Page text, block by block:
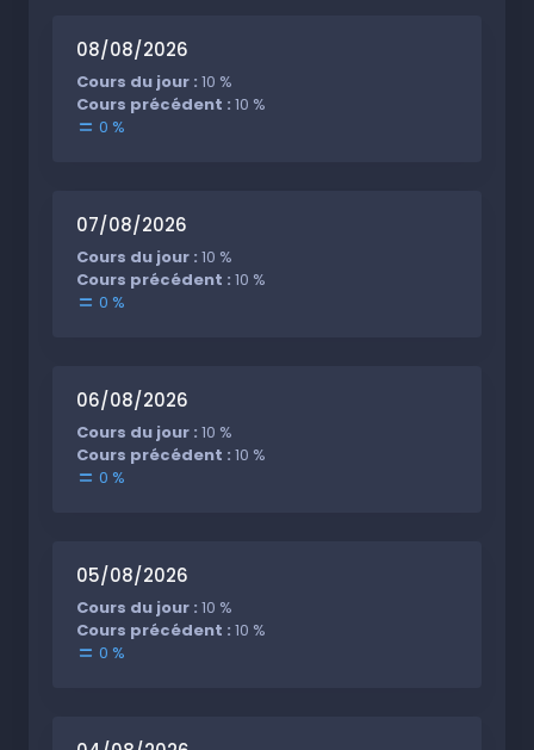
08/08/2026
Cours du jour : 10 %
Cours précédent : 10 %
0 %
07/08/2026
Cours du jour : 10 %
Cours précédent : 10 %
0 %
06/08/2026
Cours du jour : 10 %
Cours précédent : 10 %
0 %
05/08/2026
Cours du jour : 10 %
Cours précédent : 10 %
0 %